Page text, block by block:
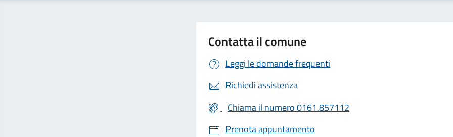
Contatta il comune
Leggi le domande frequenti
Richiedi assistenza
Chiama il numero 0161.857112
Prenota appuntamento